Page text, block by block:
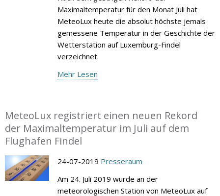
Maximaltemperatur für den Monat Juli hat
MeteoLux heute die absolut höchste jemals
gemessene Temperatur in der Geschichte der
Wetterstation auf Luxemburg-Findel
verzeichnet.
Mehr Lesen
MeteoLux registriert einen neuen Rekord
der Maximaltemperatur im Juli auf dem
Flughafen Findel
24-07-2019 Presseraum
Am 24. Juli 2019 wurde an der
meteorologischen Station von MeteoLux auf